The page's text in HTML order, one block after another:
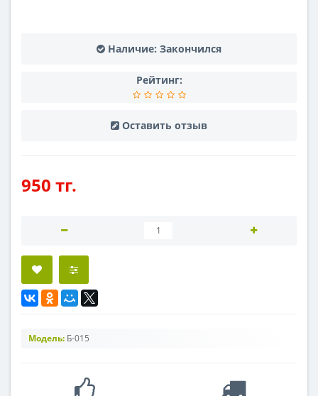
Наличие: Закончился
Рейтинг:
Оставить отзыв
950 тг.
Модель: Б-015